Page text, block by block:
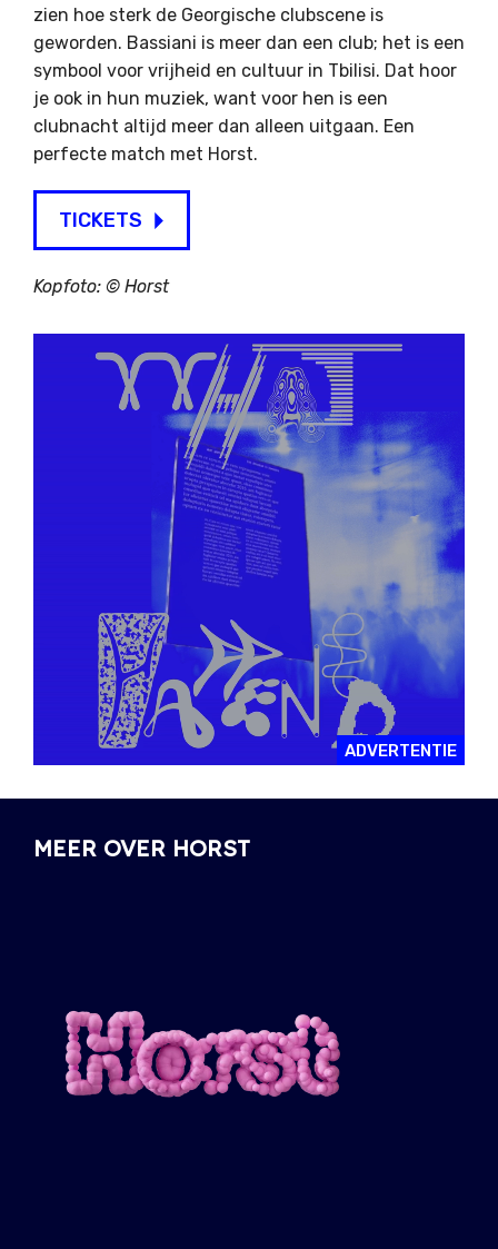
ADVERTENTIE
zien hoe sterk de Georgische clubscene is
geworden. Bassiani is meer dan een club; het is een
symbool voor vrijheid en cultuur in Tbilisi. Dat hoor
je ook in hun muziek, want voor hen is een
clubnacht altijd meer dan alleen uitgaan. Een
perfecte match met Horst.
TICKETS
Kopfoto: © Horst
MEER OVER HORST